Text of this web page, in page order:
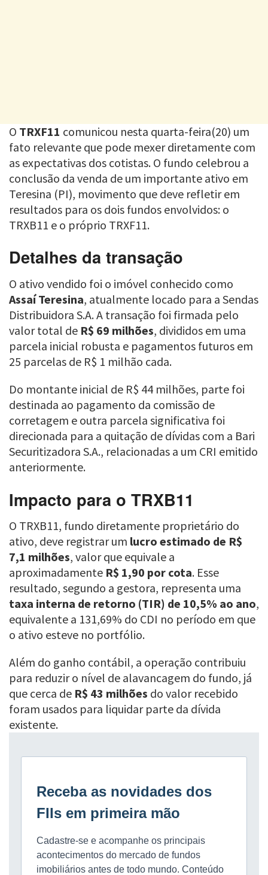
O TRXF11 comunicou nesta quarta-feira(20) um
fato relevante que pode mexer diretamente com
as expectativas dos cotistas. O fundo celebrou a
conclusão da venda de um importante ativo em
Teresina (PI), movimento que deve refletir em
resultados para os dois fundos envolvidos: o
TRXB11 e o próprio TRXF11.
Detalhes da transação
O ativo vendido foi o imóvel conhecido como
Assaí Teresina, atualmente locado para a Sendas
Distribuidora S.A. A transação foi firmada pelo
valor total de R$ 69 milhões, divididos em uma
parcela inicial robusta e pagamentos futuros em
25 parcelas de R$ 1 milhão cada.
Do montante inicial de R$ 44 milhões, parte foi
destinada ao pagamento da comissão de
corretagem e outra parcela significativa foi
direcionada para a quitação de dívidas com a Bari
Securitizadora S.A., relacionadas a um CRI emitido
anteriormente.
Impacto para o TRXB11
O TRXB11, fundo diretamente proprietário do
ativo, deve registrar um lucro estimado de R$
7,1 milhões, valor que equivale a
aproximadamente R$ 1,90 por cota. Esse
resultado, segundo a gestora, representa uma
taxa interna de retorno (TIR) de 10,5% ao ano,
equivalente a 131,69% do CDI no período em que
o ativo esteve no portfólio.
Além do ganho contábil, a operação contribuiu
para reduzir o nível de alavancagem do fundo, já
que cerca de R$ 43 milhões do valor recebido
foram usados para liquidar parte da dívida
existente.